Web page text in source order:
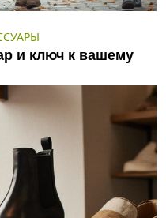
и ключ к вашему